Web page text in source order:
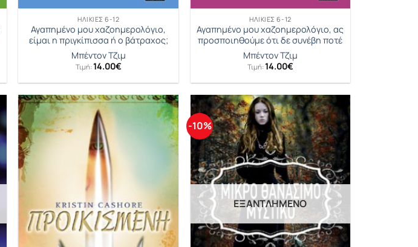
ΗΛΙΚΊΕΣ 6-12
Αγαπημένο μου χαζοημερολόγιο,
είμαι η πριγκίπισσα ή ο βάτραχος;
Μπέντον Τζιµ
Τιμή:14.00€
ΗΛΙΚΊΕΣ 6-12
Αγαπημένο μου χαζοημερολόγιο, ας
προσποιηθούμε ότι δε συνέβη ποτέ
Μπέντον Τζιµ
Τιμή:14.00€
-10%
ΕΞΑΝΤΛΗΜΈΝΟ